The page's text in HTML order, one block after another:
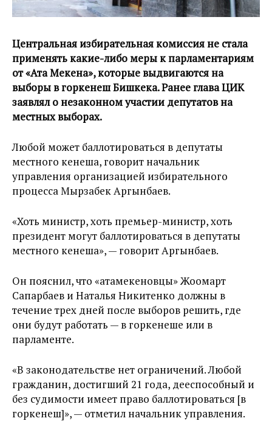
Центральная избирательная комиссия не стала
применять какие-либо меры к парламентариям
от «Ата Мекена», которые выдвигаются на
выборы в горкенеш Бишкека. Ранее глава ЦИК
заявлял о незаконном участии депутатов на
местных выборах.
Любой может баллотироваться в депутаты
местного кенеша, говорит начальник
управления организацией избирательного
процесса Мырзабек Аргынбаев.
«Хоть министр, хоть премьер-министр, хоть
президент могут баллотироваться в депутаты
местного кенеша», — говорит Аргынбаев.
Он пояснил, что «атамекеновцы» Жоомарт
Сапарбаев и Наталья Никитенко должны в
течение трех дней после выборов решить, где
они будут работать — в горкенеше или в
парламенте.
«В законодательстве нет ограничений. Любой
гражданин, достигший 21 года, дееспособный и
без судимости имеет право баллотироваться [в
горкенеш]», — отметил начальник управления.